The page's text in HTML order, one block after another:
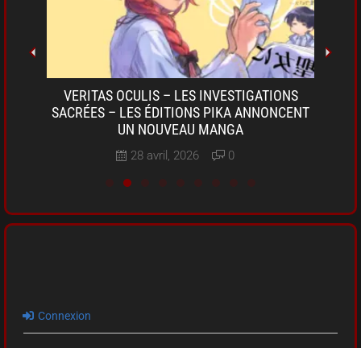
VERITAS OCULIS – LES INVESTIGATIONS
SACRÉES – LES ÉDITIONS PIKA ANNONCENT
UN NOUVEAU MANGA
28 avril, 2026 0
Connexion